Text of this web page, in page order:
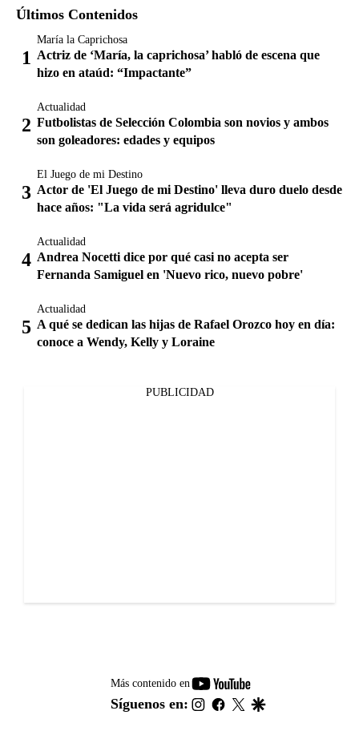
Últimos Contenidos
María la Caprichosa
Actriz de ‘María, la caprichosa’ habló de escena que
hizo en ataúd: “Impactante”
Actualidad
Futbolistas de Selección Colombia son novios y ambos
son goleadores: edades y equipos
El Juego de mi Destino
Actor de 'El Juego de mi Destino' lleva duro duelo desde
hace años: "La vida será agridulce"
Actualidad
Andrea Nocetti dice por qué casi no acepta ser
Fernanda Samiguel en 'Nuevo rico, nuevo pobre'
Actualidad
A qué se dedican las hijas de Rafael Orozco hoy en día:
conoce a Wendy, Kelly y Loraine
PUBLICIDAD
Más contenido en
youtube-
footer
Síguenos en: instagram
facebook
twitter